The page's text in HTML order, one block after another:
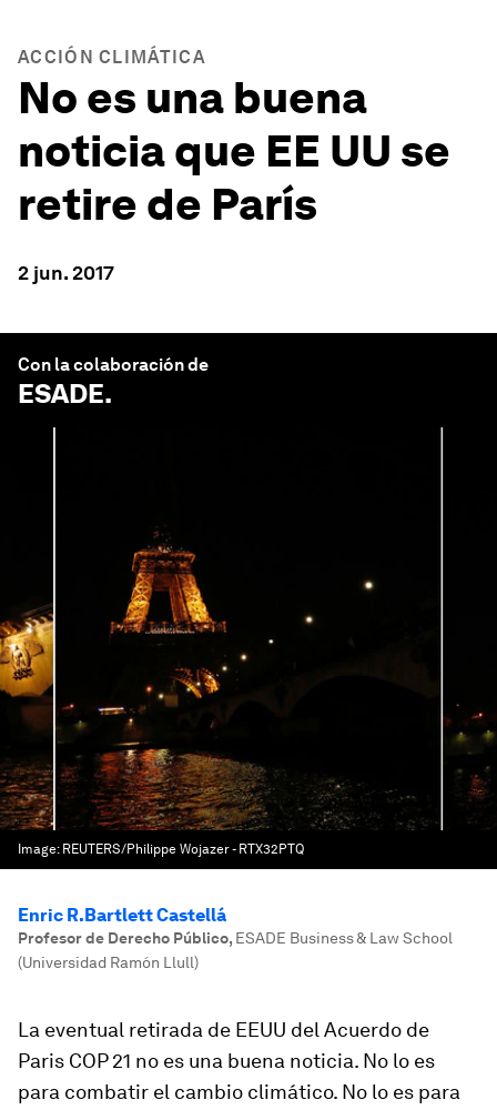
ACCIÓN CLIMÁTICA
No es una buena
noticia que EE UU se
retire de París
2 jun. 2017
Con la colaboración de
ESADE.
Image: REUTERS/Philippe Wojazer - RTX32PTQ
Enric R.Bartlett Castellá
Profesor de Derecho Público, ESADE Business & Law School
(Universidad Ramón Llull)
La eventual retirada de EEUU del Acuerdo de
Paris COP 21 no es una buena noticia. No lo es
para combatir el cambio climático. No lo es para